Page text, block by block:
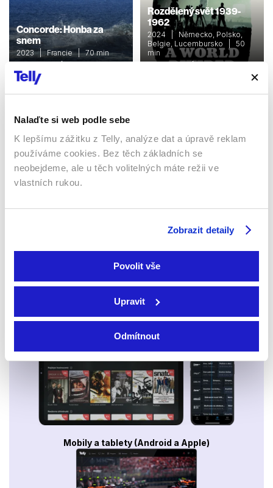
Nalaďte si web podle sebe
K lepšímu zážitku z Telly, analýze dat a úpravě reklam
používáme cookies. Bez těch základních se
neobejdeme, ale u těch volitelných máte režii ve
vlastních rukou.
Zobrazit detaily
Povolit vše
Upravit
Odmítnout
Concorde: Honba za
snem
2023 | Francie | 70 min
Dokumenty / Historický
Rozdělený svět 1939-
1962
2024 | Německo, Polsko,
Belgie, Lucembursko | 50
min
Dokumenty / Historický
Sledujte kdekoliv až na 6 zařízeních
Sledovat internetovou televizi jde odkudkoliv
po celé EU, a to až na 6 zařízeních.
Smart TV - Android, Google, Samsung, LG, VIDAA
Mobily a tablety (Android a Apple)